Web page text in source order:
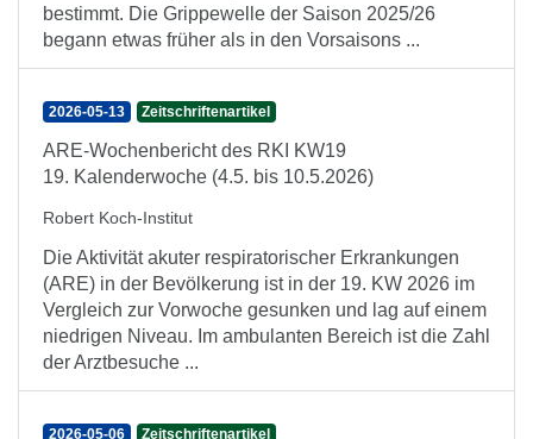
bestimmt. Die Grippewelle der Saison 2025/26
begann etwas früher als in den Vorsaisons ...
2026-05-13 Zeitschriftenartikel
ARE-Wochenbericht des RKI KW19
19. Kalenderwoche (4.5. bis 10.5.2026)
Robert Koch-Institut
Die Aktivität akuter respiratorischer Erkrankungen
(ARE) in der Bevölkerung ist in der 19. KW 2026 im
Vergleich zur Vorwoche gesunken und lag auf einem
niedrigen Niveau. Im ambulanten Bereich ist die Zahl
der Arztbesuche ...
2026-05-06 Zeitschriftenartikel